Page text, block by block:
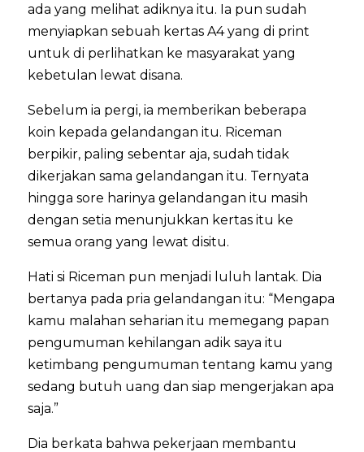
ada yang melihat adiknya itu. Ia pun sudah
menyiapkan sebuah kertas A4 yang di print
untuk di perlihatkan ke masyarakat yang
kebetulan lewat disana.
Sebelum ia pergi, ia memberikan beberapa
koin kepada gelandangan itu. Riceman
berpikir, paling sebentar aja, sudah tidak
dikerjakan sama gelandangan itu. Ternyata
hingga sore harinya gelandangan itu masih
dengan setia menunjukkan kertas itu ke
semua orang yang lewat disitu.
Hati si Riceman pun menjadi luluh lantak. Dia
bertanya pada pria gelandangan itu: “Mengapa
kamu malahan seharian itu memegang papan
pengumuman kehilangan adik saya itu
ketimbang pengumuman tentang kamu yang
sedang butuh uang dan siap mengerjakan apa
saja.”
Dia berkata bahwa pekerjaan membantu